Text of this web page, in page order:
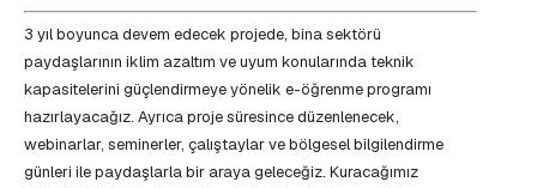
3 yıl boyunca devem edecek projede, bina sektörü
paydaşlarının iklim azaltım ve uyum konularında teknik
kapasitelerini güçlendirmeye yönelik e-öğrenme programı
hazırlayacağız. Ayrıca proje süresince düzenlenecek,
webinarlar, seminerler, çalıştaylar ve bölgesel bilgilendirme
günleri ile paydaşlarla bir araya geleceğiz. Kuracağımız